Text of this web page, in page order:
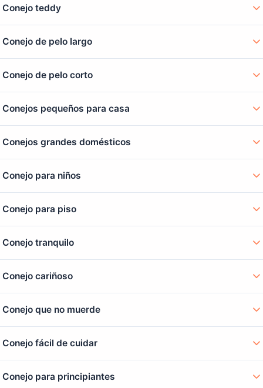
Conejo teddy
Conejo de pelo largo
Conejo de pelo corto
Conejos pequeños para casa
Conejos grandes domésticos
Conejo para niños
Conejo para piso
Conejo tranquilo
Conejo cariñoso
Conejo que no muerde
Conejo fácil de cuidar
Conejo para principiantes